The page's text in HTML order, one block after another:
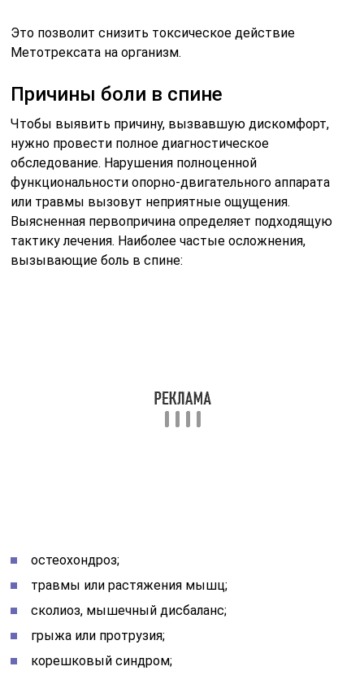
Это позволит снизить токсическое действие
Метотрексата на организм.
Причины боли в спине
Чтобы выявить причину, вызвавшую дискомфорт,
нужно провести полное диагностическое
обследование. Нарушения полноценной
функциональности опорно-двигательного аппарата
или травмы вызовут неприятные ощущения.
Выясненная первопричина определяет подходящую
тактику лечения. Наиболее частые осложнения,
вызывающие боль в спине:
остеохондроз;
травмы или растяжения мышц;
сколиоз, мышечный дисбаланс;
грыжа или протрузия;
корешковый синдром;